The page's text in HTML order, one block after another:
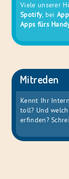
Viele unserer
Spotify, bei
Apps fürs
Mitreden
Kennt Ihr
toll? Und
erfinden?